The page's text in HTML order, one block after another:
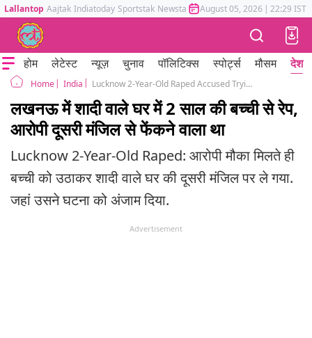
Lallantop Aajtak Indiatoday Sportstak Newstak Mumbai Tak Astrotak
August 05, 2026 | 22:29 IST
होम लेटेस्ट न्यूज़ चुनाव पॉलिटिक्स स्पोर्ट्स मौसम देश
Home India Lucknow 2-Year-Old Raped Accused Trying to Throw Her Off Second Floor
लखनऊ में शादी वाले घर में 2 साल की बच्ची से रेप,
आरोपी दूसरी मंजिल से फेंकने वाला था
Lucknow 2-Year-Old Raped: आरोपी मौका मिलते ही
बच्ची को उठाकर शादी वाले घर की दूसरी मंजिल पर ले गया.
जहां उसने घटना को अंजाम दिया.
Advertisement